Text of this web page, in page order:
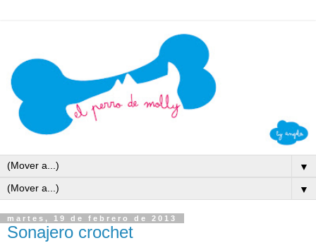
▼
▼
martes, 19 de febrero de 2013
Sonajero crochet